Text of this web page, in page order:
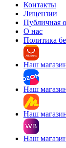
Контакты
Лицензии
Публичная
О нас
Политика
Наш
Наш
Наш
Наш